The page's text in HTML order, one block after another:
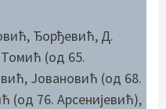
Ђорђевић, Д.
(од 65.
Јовановић (од 68.
(од 76. Арсенијевић),